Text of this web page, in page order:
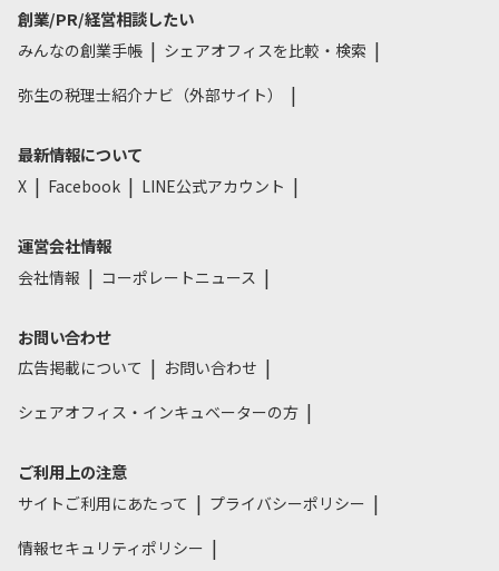
創業/PR/経営相談したい
みんなの創業手帳
シェアオフィスを比較・検索
弥生の税理士紹介ナビ（外部サイト）
最新情報について
X Facebook LINE公式アカウント
運営会社情報
会社情報 コーポレートニュース
お問い合わせ
広告掲載について
お問い合わせ
シェアオフィス・インキュベーターの方
ご利用上の注意
サイトご利用にあたって
プライバシーポリシー
情報セキュリティポリシー